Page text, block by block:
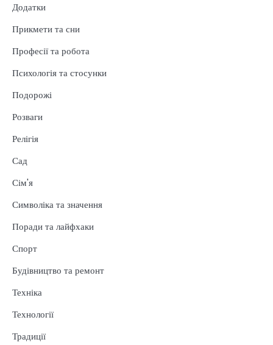
Додатки
Прикмети та сни
Професії та робота
Психологія та стосунки
Подорожі
Розваги
Релігія
Сад
Сім'я
Символіка та значення
Поради та лайфхаки
Спорт
Будівництво та ремонт
Техніка
Технології
Традиції